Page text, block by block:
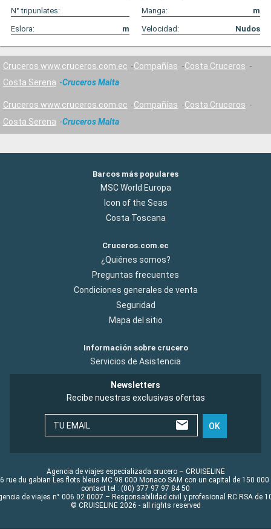
N° tripunlates:
Manga:
m
Eslora:
m Velocidad: Nudos
Cruceros www.cruceros.com.ec Compañías
Costa Cruceros
Costa Serena
Cruceros Malta
Cruceros www.cruceros.com.ec Compañías
Costa Cruceros
Costa Serena
Cruceros Malta
Barcos más populares
MSC World Europa
Icon of the Seas
Costa Toscana
Cruceros.com.ec
¿Quiénes somos?
Preguntas frecuentes
Condiciones generales de venta
Seguridad
Mapa del sitio
Información sobre crucero
Servicios de Asistencia
Newsletters
Recibe nuestras exclusivas ofertas
TU EMAIL OK
Agencia de viajes especializada crucero – CRUISELINE
rue du gabian Les flots bleus MC 98 000 Monaco SAM con un capital de 150 000
contact tel : (00) 377 97 97 84 50
de viajes n° 006 02 0007 – Responsabilidad civil y profesional RC RSA de
© CRUISELINE 2026 - all rights reserved